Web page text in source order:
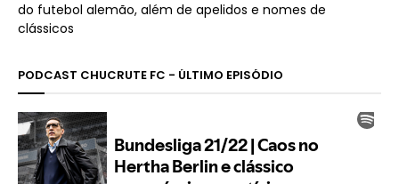
do futebol alemão, além de apelidos e nomes de
clássicos
PODCAST CHUCRUTE FC - ÚLTIMO EPISÓDIO